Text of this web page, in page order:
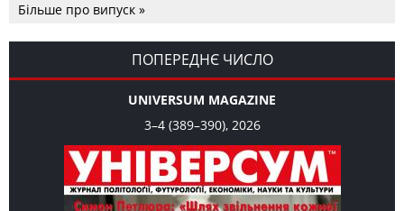
Романчука
СЛОВО РЕДАКЦІЙНЕ Олег К. Романчук Журавель і синиця
як уособлення української політстратегії й тактики
Більше про випуск »
ПОПЕРЕДНЄ ЧИСЛО
UNIVERSUM MAGAZINE
3–4 (389–390), 2026